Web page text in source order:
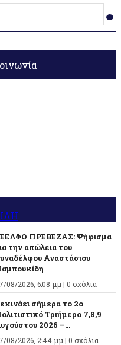
ΠΡΕΒΕΖΑΣ: Ψήφισμα
την απώλεια του
Αναστάσιου
08/2026, 6:08 μμ | 0 σχόλια
σήμερα το 2ο
Τριήμερο 7,8,9
2026 –...
08/2026, 2:44 μμ | 0 σχόλια